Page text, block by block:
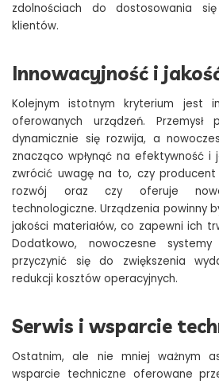
zdolnościach do dostosowania
klientów.
Innowacyjność i
Kolejnym istotnym kryterium jest
oferowanych urządzeń. Przemysł
dynamicznie się rozwija, a
znacząco wpłynąć na efektywność i
zwrócić uwagę na to, czy
rozwój oraz czy oferuje
technologiczne. Urządzenia powinny
jakości materiałów, co zapewni ich
Dodatkowo, nowoczesne
przyczynić się do zwiększenia
redukcji kosztów operacyjnych.
Serwis i wsparcie
Ostatnim, ale nie mniej ważnym
wsparcie techniczne oferowane